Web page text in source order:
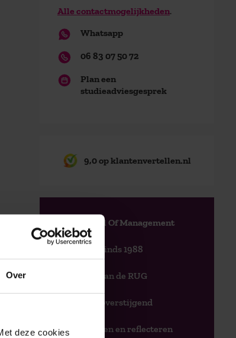
Over
deze cookies
Alle contactmogelijkheden.
Whatsapp
06 83 07 50 72
Plan een
studieadviesgesprek
9,0 op klantenvertellen.nl
AOG School Of Management
- Opleider sinds 1988
- Gelieerd aan de RUG
- Faculteit overstijgend
- Samen leren en reflecteren